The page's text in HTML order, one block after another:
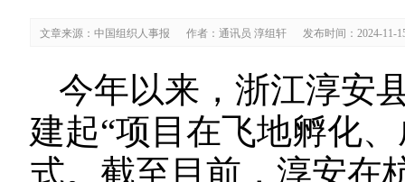
文章来源：中国组织人事报 作者：通讯员 淳组轩 发布时间：2024-11-
今年以来，浙江淳安
建起“项目在飞地孵化
式。截至目前，淳安在